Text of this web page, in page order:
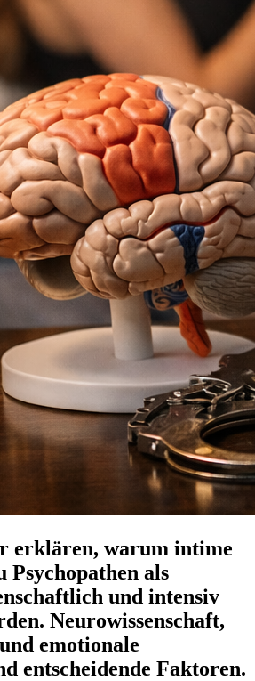
erklären, warum intime
Psychopathen als
und intensiv
Neurowissenschaft,
emotionale
entscheidende Faktoren.